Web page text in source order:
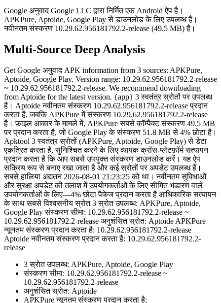
Google अनुवाद Google LLC द्वारा निर्मित एक Android ऐप है।
APKPure, Aptoide, Google Play से डाउनलोड के लिए उपलब्ध है।
नवीनतम संस्करण 10.29.62.956181792.2-release (49.5 MB) है।
Multi-Source Deep Analysis
Get Google अनुवाद APK information from 3 sources: APKPure,
Aptoide, Google Play. Version range: 10.29.62.956181792.2-release
~ 10.29.62.956181792.2-release. We recommend downloading
from Aptoide for the latest version. {app} 3 स्वतंत्र स्रोतों पर उपलब्ध
है। Aptoide नवीनतम संस्करण 10.29.62.956181792.2-release प्रदान
करता है, जबकि APKPure में संस्करण 10.29.62.956181792.2-release
है। फ़ाइल आकार के मामले में, APKPure सबसे कॉम्पैक्ट संस्करण 49.5 MB
पर प्रदान करता है, जो Google Play के संस्करण 51.8 MB से 4% छोटा है।
Apktool 3 स्वतंत्र स्रोतों (APKPure, Aptoide, Google Play) से डेटा
एकत्रित करता है, सुनिश्चित करने के लिए व्यापक क्रॉस-प्लेटफ़ॉर्म सत्यापन
प्रदान करता है कि आप सबसे उपयुक्त संस्करण डाउनलोड करें। यह ऐप
सक्रिय रूप से बनाए रखा जाता है और कई स्रोतों पर अपडेट उपलब्ध हैं।
सबसे हालिया अद्यतन 2026-08-01 21:23:25 को था। नवीनतम सुविधाओं
और सुरक्षा अपडेट की तलाश में उपयोगकर्ताओं के लिए सीमित भंडारण वाले
उपयोगकर्ताओं के लिए—4% छोटा पैकेज प्रदान करता है आधिकारिक सत्यापन
के साथ सबसे विश्वसनीय स्रोत 3 स्रोत उपलब्ध: APKPure, Aptoide,
Google Play संस्करण सीमा: 10.29.62.956181792.2-release ~
10.29.62.956181792.2-release अनुशंसित स्रोत: Aptoide APKPure
न्यूनतम संस्करण प्रदान करता है: 10.29.62.956181792.2-release
Aptoide नवीनतम संस्करण प्रदान करता है: 10.29.62.956181792.2-
release
3 स्रोत उपलब्ध: APKPure, Aptoide, Google Play
संस्करण सीमा: 10.29.62.956181792.2-release ~
10.29.62.956181792.2-release
अनुशंसित स्रोत: Aptoide
APKPure न्यूनतम संस्करण प्रदान करता है: